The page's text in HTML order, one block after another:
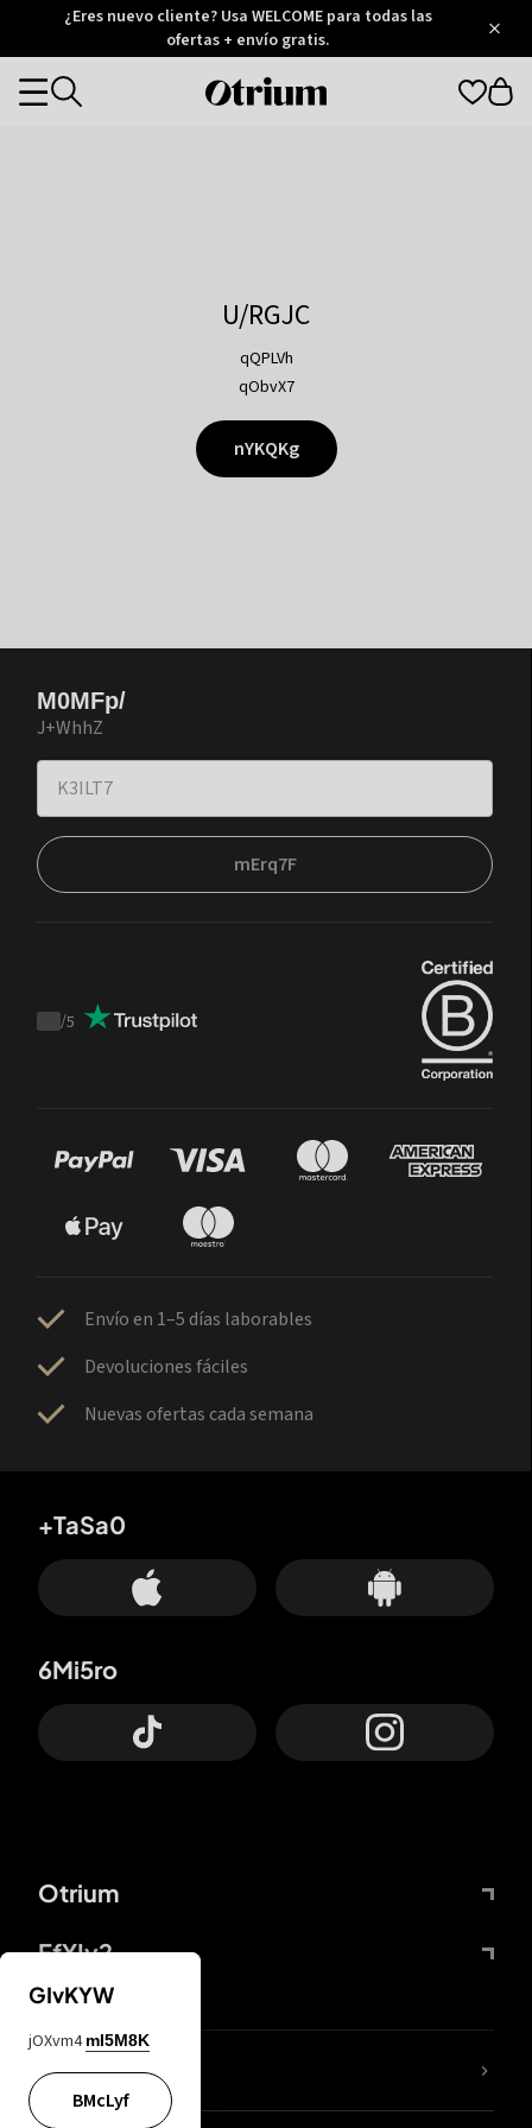
Otrium
Trustpilot
¿Eres nuevo cliente? Usa WELCOME para todas las
ofertas + envío gratis.
Otrium
Categories
U/RGJC
qQPLVh
qObvX7
nYKQKg
M0MFp/
J+WhhZ
mErq7F
Trustpilot
/5
Envío en 1–5 días laborables
Devoluciones fáciles
Nuevas ofertas cada semana
Otrium
FfYIy2
+TaSa0
6Mi5ro
65A04M
GIvKYW
jOXvm4 mI5M8K
BMcLyf